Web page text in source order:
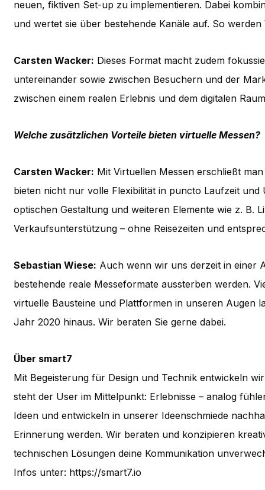
neuen, fiktiven Set-up zu implementieren. Dabei
und wertet sie über bestehende Kanäle auf. So
Carsten Wacker: Dieses Format macht zudem
untereinander sowie zwischen Besuchern und der
zwischen einem realen Erlebnis und dem digitalen
Welche zusätzlichen Vorteile bieten virtuelle Messen?
Carsten Wacker: Mit Virtuellen Messen erschließt
bieten nicht nur volle Flexibilität in puncto Laufzeit
optischen Gestaltung und weiteren Elemente wie z. B.
Verkaufsunterstützung – ohne Reisezeiten und
Sebastian Wiese: Auch wenn wir uns derzeit in einer
bestehende reale Messeformate aussterben werden.
virtuelle Bausteine und Plattformen in unseren Augen
Jahr 2020 hinaus. Wir beraten Sie gerne dabei.
Über smart7
Mit Begeisterung für Design und Technik entwickeln
steht der User im Mittelpunkt: Erlebnisse – analog
Ideen und entwickeln in unserer Ideenschmiede
Erinnerung werden. Wir beraten und konzipieren
technischen Lösungen deine Kommunikation
Infos unter: https://smart7.io